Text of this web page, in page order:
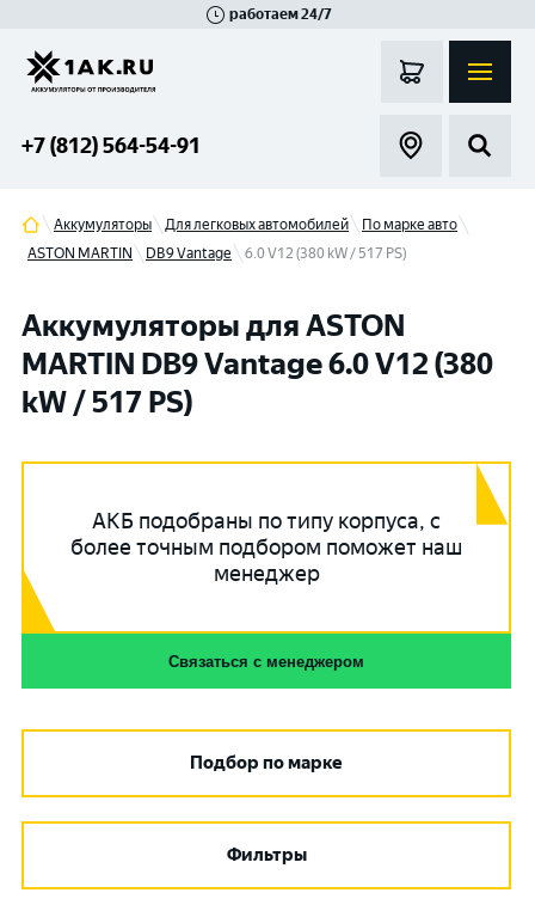
работаем 24/7
+7 (812) 564-54-91
Аккумуляторы Для легковых автомобилей
По марке авто
ASTON MARTIN
DB9 Vantage 6.0 V12 (380 kW / 517 PS)
Аккумуляторы для ASTON
MARTIN DB9 Vantage 6.0 V12 (380
kW / 517 PS)
АКБ подобраны по типу корпуса, с
более точным подбором поможет наш
менеджер
Связаться с менеджером
Подбор по марке
Фильтры
Гатчина